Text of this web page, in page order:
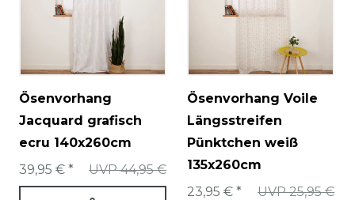
Ösenvorhang
Jacquard grafisch
ecru 140x260cm
UVP 44,95 €
39,95 € *
Ösenvorhang Voile
Längsstreifen
Pünktchen weiß
135x260cm
UVP 25,95 €
23,95 € *